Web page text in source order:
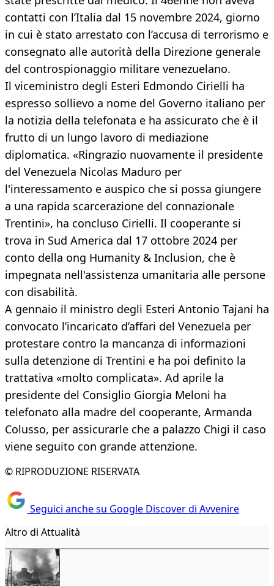
contatti con l’Italia dal 15 novembre 2024, giorno
in cui è stato arrestato con l’accusa di terrorismo e
consegnato alle autorità della Direzione generale
del controspionaggio militare venezuelano.
Il viceministro degli Esteri Edmondo Cirielli ha
espresso sollievo a nome del Governo italiano per
la notizia della telefonata e ha assicurato che è il
frutto di un lungo lavoro di mediazione
diplomatica. «Ringrazio nuovamente il presidente
del Venezuela Nicolas Maduro per
l'interessamento e auspico che si possa giungere
a una rapida scarcerazione del connazionale
Trentini», ha concluso Cirielli. Il cooperante si
trova in Sud America dal 17 ottobre 2024 per
conto della ong Humanity & Inclusion, che è
impegnata nell'assistenza umanitaria alle persone
con disabilità.
A gennaio il ministro degli Esteri Antonio Tajani ha
convocato l’incaricato d’affari del Venezuela per
protestare contro la mancanza di informazioni
sulla detenzione di Trentini e ha poi definito la
trattativa «molto complicata». Ad aprile la
presidente del Consiglio Giorgia Meloni ha
telefonato alla madre del cooperante, Armanda
Colusso, per assicurarle che a palazzo Chigi il caso
viene seguito con grande attenzione.
© RIPRODUZIONE RISERVATA
Seguici anche su Google Discover di Avvenire
Altro di Attualità